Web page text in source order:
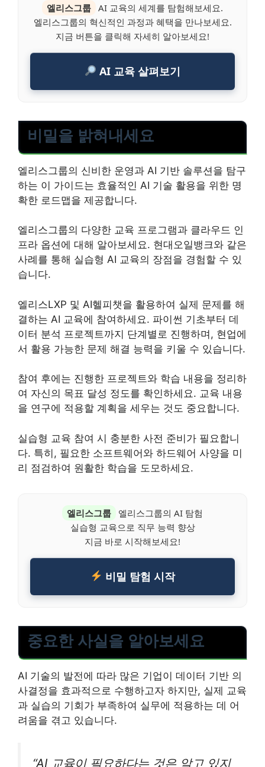
엘리스그룹 AI 교육의 세계를 탐험해보세요.
엘리스그룹의 혁신적인 과정과 혜택을 만나보세요.
지금 버튼을 클릭해 자세히 알아보세요!
AI 교육 살펴보기
비밀을 밝혀내세요
엘리스그룹의 신비한 운영과 AI 기반 솔루션을 탐구
하는 이 가이드는 효율적인 AI 기술 활용을 위한 명
확한 로드맵을 제공합니다.
엘리스그룹의 다양한 교육 프로그램과 클라우드 인
프라 옵션에 대해 알아보세요. 현대오일뱅크와 같은
사례를 통해 실습형 AI 교육의 장점을 경험할 수 있
습니다.
엘리스LXP 및 AI헬피챗을 활용하여 실제 문제를 해
결하는 AI 교육에 참여하세요. 파이썬 기초부터 데
이터 분석 프로젝트까지 단계별로 진행하며, 현업에
서 활용 가능한 문제 해결 능력을 키울 수 있습니다.
참여 후에는 진행한 프로젝트와 학습 내용을 정리하
여 자신의 목표 달성 정도를 확인하세요. 교육 내용
을 연구에 적용할 계획을 세우는 것도 중요합니다.
실습형 교육 참여 시 충분한 사전 준비가 필요합니
다. 특히, 필요한 소프트웨어와 하드웨어 사양을 미
리 점검하여 원활한 학습을 도모하세요.
엘리스그룹
엘리스그룹의 AI 탐험
실습형 교육으로 직무 능력 향상
지금 바로 시작해보세요!
비밀 탐험 시작
중요한 사실을 알아보세요
AI 기술의 발전에 따라 많은 기업이 데이터 기반 의
사결정을 효과적으로 수행하고자 하지만, 실제 교육
과 실습의 기회가 부족하여 실무에 적용하는 데 어
려움을 겪고 있습니다.
“AI 교육이 필요하다는 것은 알고 있지